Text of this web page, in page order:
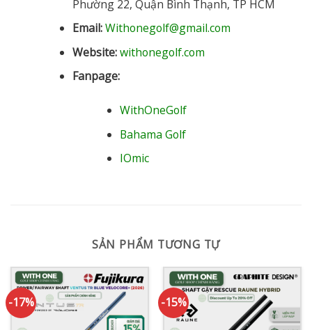
Phường 22, Quận Bình Thạnh, TP HCM
Email:Withonegolf@gmail.com
Website:withonegolf.com
Fanpage:
WithOneGolf
Bahama Golf
IOmic
SẢN PHẨM TƯƠNG TỰ
-17% -15%